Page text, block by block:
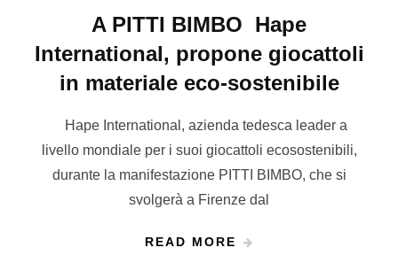
A PITTI BIMBO Hape
International, propone giocattoli
in materiale eco-sostenibile
Hape International, azienda tedesca leader a
livello mondiale per i suoi giocattoli ecosostenibili,
durante la manifestazione PITTI BIMBO, che si
svolgerà a Firenze dal
READ MORE